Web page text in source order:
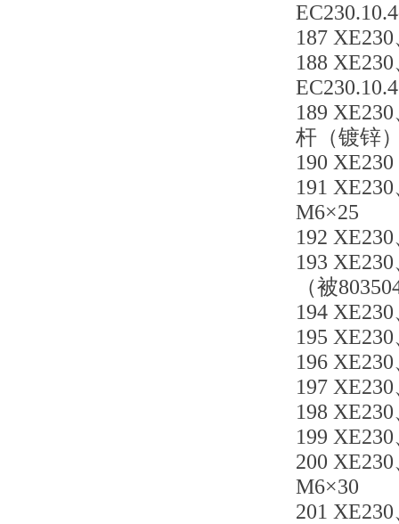
187
188
189
杆（镀锌
190
191
M6×25
192
193
（被
194
195
196
197
198
199
200
M6×30
201